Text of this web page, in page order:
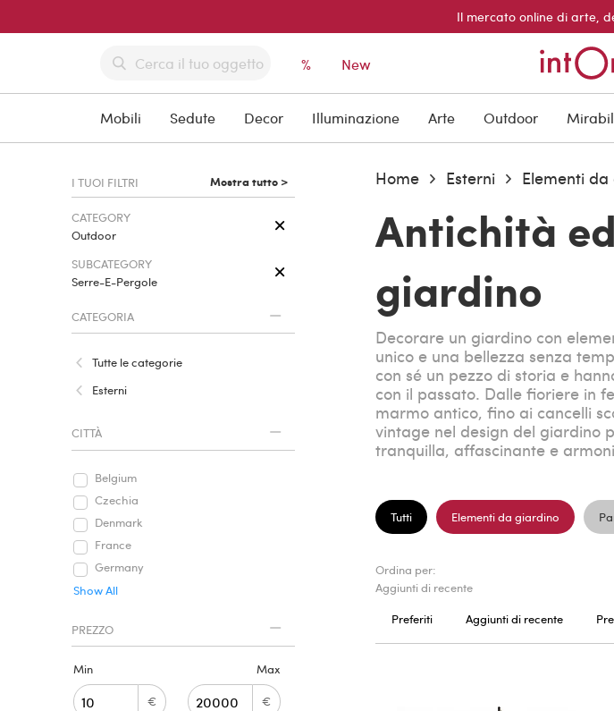
Il mercato online di arte,
% New
Mobili Sedute Decor Illuminazione Arte Outdoor
I TUOI FILTRI Mostra tutto >
CATEGORY
Outdoor
SUBCATEGORY
Serre-E-Pergole
CATEGORIA
Tutte le categorie
Esterni
CITTÀ
Belgium
Czechia
Denmark
France
Germany
Show All
PREZZO
Min
€
Max
€
Home Esterni Elementi
Antichità
giardino
Decorare un giardino con
unico e una bellezza senza
con sé un pezzo di storia e
con il passato. Dalle fioriere in
marmo antico, fino ai cancelli
vintage nel design del giardino
tranquilla, affascinante e
Tutti Elementi da giardino
Ordina per:
Aggiunti di recente
Preferiti
Aggiunti di recente